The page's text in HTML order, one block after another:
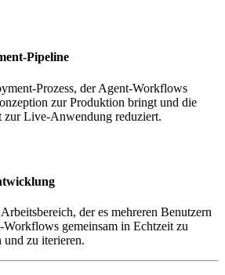
Pipeline
Prozess, der Agent-Workflows
zur Produktion bringt und die
zur Live-Anwendung reduziert.
der es mehreren Benutzern
gemeinsam in Echtzeit zu
und zu iterieren.